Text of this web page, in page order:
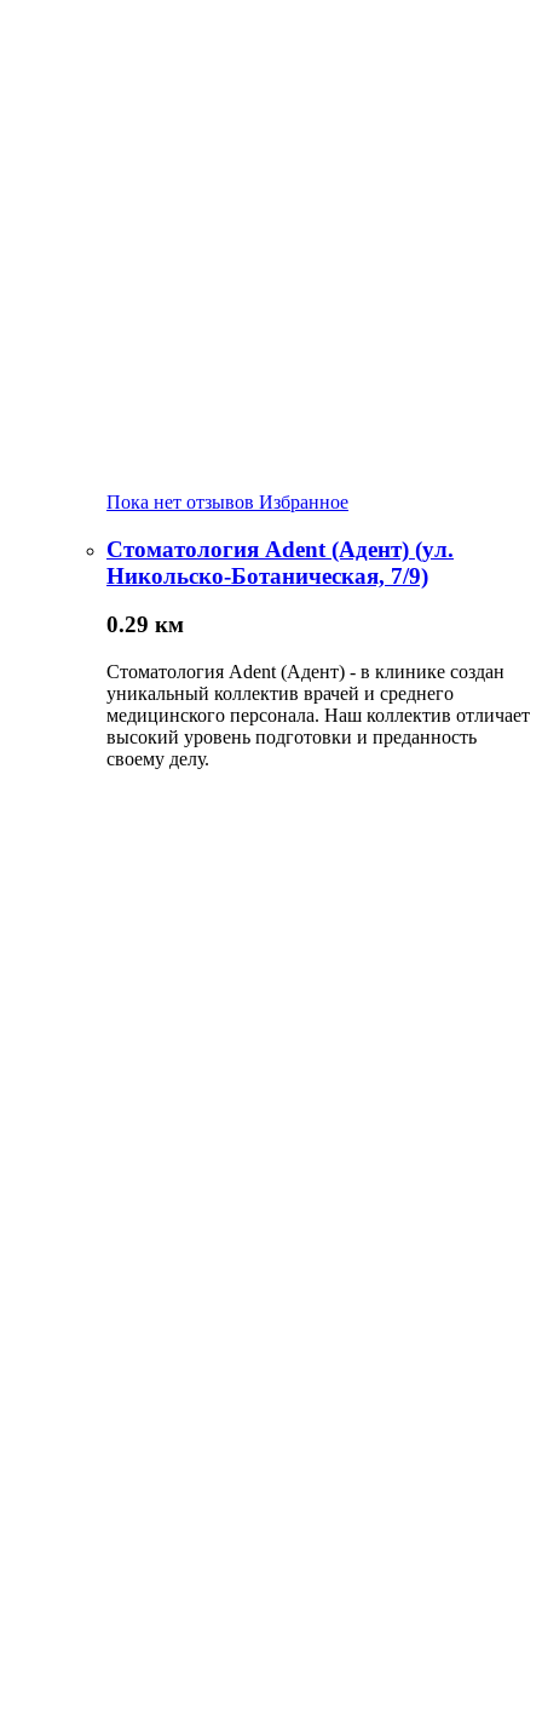
Пока нет отзывов Избранное
Стоматология Adent (Адент) (ул.
Никольско-Ботаническая, 7/9)
0.29 км
Стоматология Adent (Адент) - в клинике создан
уникальный коллектив врачей и среднего
медицинского персонала. Наш коллектив отличает
высокий уровень подготовки и преданность
своему делу.